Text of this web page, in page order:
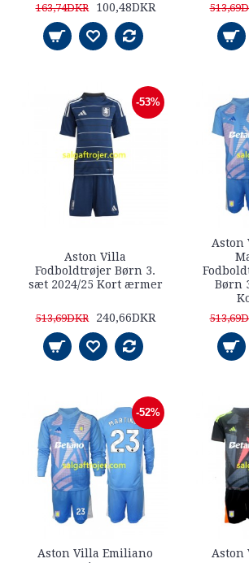
163,74DKR 100,48DKR
-53%
Aston Villa
Fodboldtrøjer Børn 3.
sæt 2024/25 Kort ærmer
513,69DKR 240,66DKR
Aston
Børn
-52%
Aston Villa Emiliano
Aston